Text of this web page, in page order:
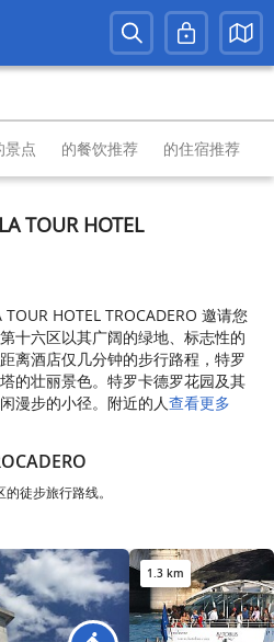
景点 的餐饮推荐 的住宿推荐
TOUR HOTEL
HOTEL TROCADERO 邀请您
十六区以其广阔的绿地、标志性的
离酒店仅几分钟的步行路程，特罗
的壮丽景色。特罗卡德罗花园及其
漫步的小径。附近的人查看更多
的徒步旅行路线。
1.3 km